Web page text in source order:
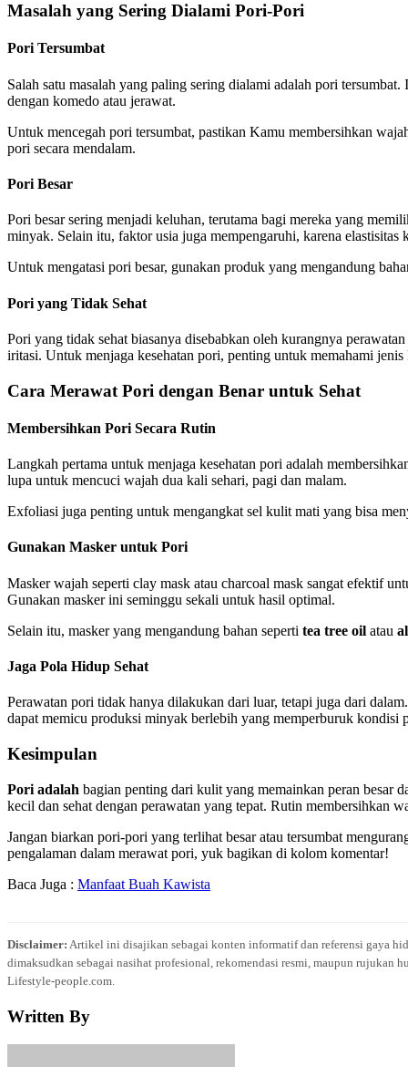
Masalah yang Sering Dialami Pori-Pori
Pori Tersumbat
Salah satu masalah yang paling sering dialami adalah pori
dengan komedo atau jerawat.
Untuk mencegah pori tersumbat, pastikan Kamu membersihkan
pori secara mendalam.
Pori Besar
Pori besar sering menjadi keluhan, terutama bagi mereka yang
minyak. Selain itu, faktor usia juga mempengaruhi, karena
Untuk mengatasi pori besar, gunakan produk yang mengandung
Pori yang Tidak Sehat
Pori yang tidak sehat biasanya disebabkan oleh kurangnya
iritasi. Untuk menjaga kesehatan pori, penting untuk memahami
Cara Merawat Pori dengan Benar untuk Sehat
Membersihkan Pori Secara Rutin
Langkah pertama untuk menjaga kesehatan pori adalah
lupa untuk mencuci wajah dua kali sehari, pagi dan malam.
Exfoliasi juga penting untuk mengangkat sel kulit mati yang bisa
Gunakan Masker untuk Pori
Masker wajah seperti clay mask atau charcoal mask sangat efektif
Gunakan masker ini seminggu sekali untuk hasil optimal.
Selain itu, masker yang mengandung bahan seperti tea tree oil atau
Jaga Pola Hidup Sehat
Perawatan pori tidak hanya dilakukan dari luar, tetapi juga dari
dapat memicu produksi minyak berlebih yang memperburuk kondisi
Kesimpulan
Pori adalah bagian penting dari kulit yang memainkan peran besar
kecil dan sehat dengan perawatan yang tepat. Rutin membersihkan
Jangan biarkan pori-pori yang terlihat besar atau tersumbat
pengalaman dalam merawat pori, yuk bagikan di kolom komentar!
Baca Juga : Manfaat Buah Kawista
Disclaimer: Artikel ini disajikan sebagai konten informatif dan referensi gaya
dimaksudkan sebagai nasihat profesional, rekomendasi resmi, maupun
Lifestyle-people.com.
Written By